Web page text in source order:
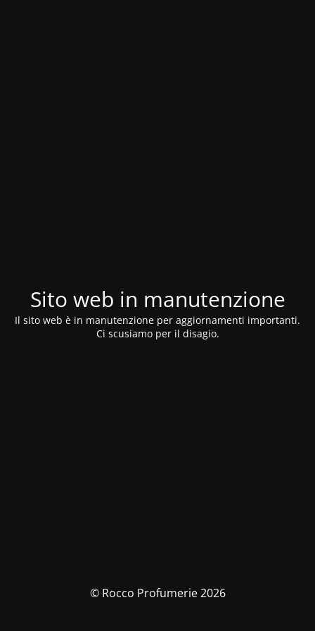
Sito web in manutenzione
Il sito web è in manutenzione per aggiornamenti importanti.
Ci scusiamo per il disagio.
© Rocco Profumerie 2026